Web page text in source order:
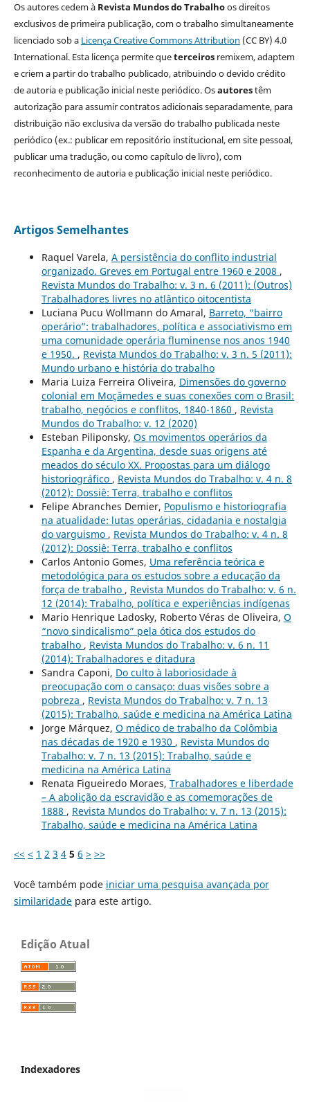
Os autores cedem à Revista Mundos do Trabalhoos direitos
exclusivos de primeira publicação, com o trabalho simultaneamente
licenciado sob a Licença Creative Commons Attribution (CC BY) 4.0
International. Esta licença permite queterceirosremixem, adaptem
e criem a partir do trabalho publicado, atribuindo o devido crédito
de autoria e publicação inicial neste periódico. Osautorestêm
autorização para assumir contratos adicionais separadamente, para
distribuição não exclusiva da versão do trabalho publicada neste
periódico (ex.: publicar em repositório institucional, em site pessoal,
publicar uma tradução, ou como capítulo de livro), com
reconhecimento de autoria e publicação inicial neste periódico.
Artigos Semelhantes
Raquel Varela, A persistência do conflito industrial
organizado. Greves em Portugal entre 1960 e 2008 ,
Revista Mundos do Trabalho: v. 3 n. 6 (2011): (Outros)
Trabalhadores livres no atlântico oitocentista
Luciana Pucu Wollmann do Amaral, Barreto, “bairro
operário”: trabalhadores, política e associativismo em
uma comunidade operária fluminense nos anos 1940
e 1950. , Revista Mundos do Trabalho: v. 3 n. 5 (2011):
Mundo urbano e história do trabalho
Maria Luiza Ferreira Oliveira, Dimensões do governo
colonial em Moçâmedes e suas conexões com o Brasil:
trabalho, negócios e conflitos, 1840-1860 , Revista
Mundos do Trabalho: v. 12 (2020)
Esteban Piliponsky, Os movimentos operários da
Espanha e da Argentina, desde suas origens até
meados do século XX. Propostas para um diálogo
historiográfico , Revista Mundos do Trabalho: v. 4 n. 8
(2012): Dossiê: Terra, trabalho e conflitos
Felipe Abranches Demier, Populismo e historiografia
na atualidade: lutas operárias, cidadania e nostalgia
do varguismo , Revista Mundos do Trabalho: v. 4 n. 8
(2012): Dossiê: Terra, trabalho e conflitos
Carlos Antonio Gomes, Uma referência teórica e
metodológica para os estudos sobre a educação da
força de trabalho , Revista Mundos do Trabalho: v. 6 n.
12 (2014): Trabalho, política e experiências indígenas
Mario Henrique Ladosky, Roberto Véras de Oliveira, O
“novo sindicalismo” pela ótica dos estudos do
trabalho , Revista Mundos do Trabalho: v. 6 n. 11
(2014): Trabalhadores e ditadura
Sandra Caponi, Do culto à laboriosidade à
preocupação com o cansaço: duas visões sobre a
pobreza , Revista Mundos do Trabalho: v. 7 n. 13
(2015): Trabalho, saúde e medicina na América Latina
Jorge Márquez, O médico de trabalho da Colômbia
nas décadas de 1920 e 1930 , Revista Mundos do
Trabalho: v. 7 n. 13 (2015): Trabalho, saúde e
medicina na América Latina
Renata Figueiredo Moraes, Trabalhadores e liberdade
– A abolição da escravidão e as comemorações de
1888 , Revista Mundos do Trabalho: v. 7 n. 13 (2015):
Trabalho, saúde e medicina na América Latina
<< < 1 2 3 4 5 6 > >>
Você também pode iniciar uma pesquisa avançada por
similaridadepara este artigo.
Edição Atual
Indexadores